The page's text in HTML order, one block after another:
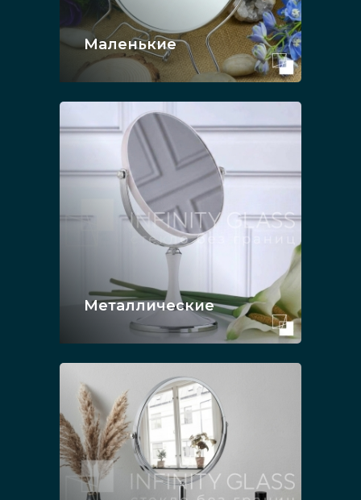
Маленькие
Металлические